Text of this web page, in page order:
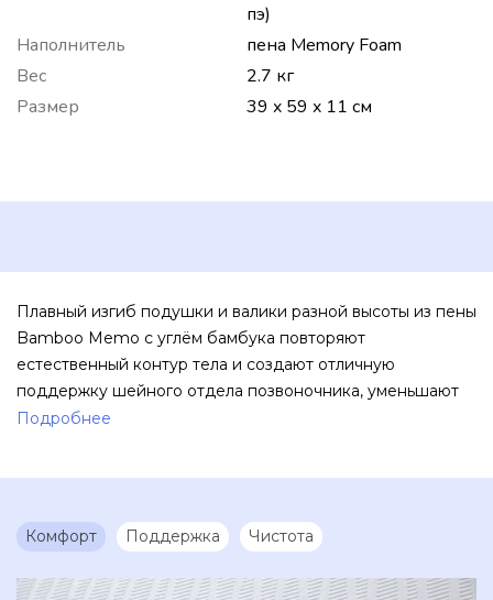
пэ)
Наполнитель
пена Memory Foam
Вес
2.7 кг
Размер
39 x 59 x 11 см
Плавный изгиб подушки и валики разной высоты из пены
Bamboo Memo с углём бамбука повторяют
естественный контур тела и создают отличную
поддержку шейного отдела позвоночника, уменьшают
нагрузку на плечи.
Чехол подушки на молнии, поэтому его легко снять и
Подробнее
Комфорт Поддержка Чистота